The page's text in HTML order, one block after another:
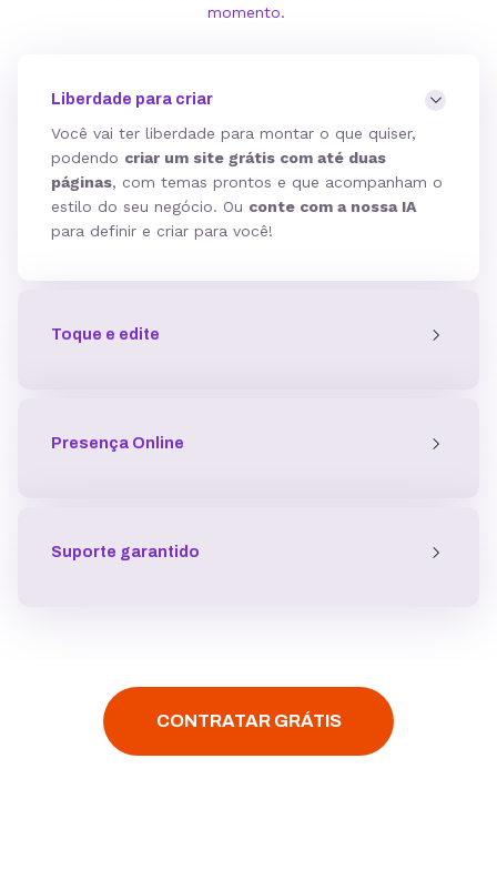
momento.
Liberdade para criar
Você vai ter liberdade para montar o que quiser,
podendo criar um site grátis com até duas
páginas, com temas prontos e que acompanham o
estilo do seu negócio. Ou conte com a nossa IA
para definir e criar para você!
Toque e edite
Presença Online
Suporte garantido
CONTRATAR GRÁTIS